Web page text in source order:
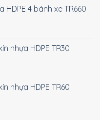
HDPE 4 bánh xe TR660
nhựa HDPE TR30
nhựa HDPE TR60